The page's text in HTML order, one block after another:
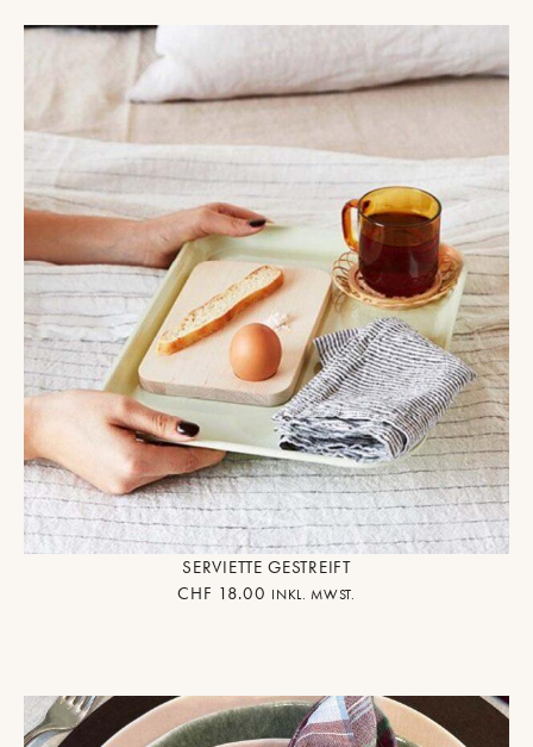
SERVIETTE GESTREIFT
CHF 18.00 INKL. MWST.